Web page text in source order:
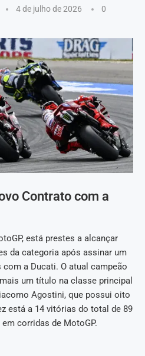
4 de julho de 2026
0
Contrato com a
está prestes a alcançar
da categoria após assinar um
a Ducati. O atual campeão
um título na classe principal
Agostini, que possui oito
está a 14 vitórias do total de 89
corridas de MotoGP.